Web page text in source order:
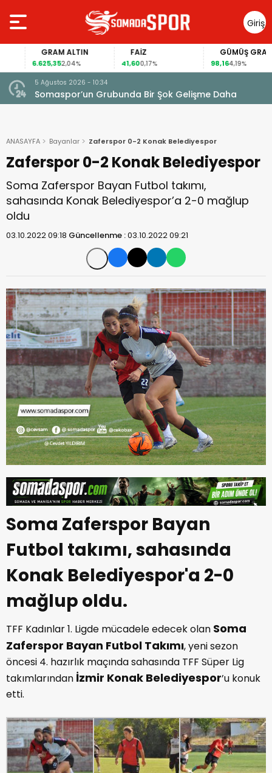
Giriş
Yap
GRAM ALTIN
6.625,352,04% 0,17%
GÜMÜŞ GRAM
4,19%
5 Ağustos 2026 - 10:34
Somaspor’un Grubunda Bir Şok Gelişme Daha
ANASAYFA Bayanlar Zaferspor 0-2 Konak Belediyespor
Zaferspor 0-2 Konak Belediyespor
Soma Zaferspor Bayan Futbol takımı,
sahasında Konak Belediyespor’a 2-0 mağlup
oldu
03.10.2022 09:18 Güncellenme :03.10.2022 09:21
Soma Zaferspor Bayan
Futbol takımı, sahasında
Konak Belediyespor'a 2-0
mağlup oldu.
TFF Kadınlar 1. Ligde mücadele edecek olan Soma
Zaferspor Bayan Futbol Takımı, yeni sezon
öncesi 4. hazırlık maçında sahasında TFF Süper Lig
takımlarından İzmir Konak Belediyespor’u konuk
etti.